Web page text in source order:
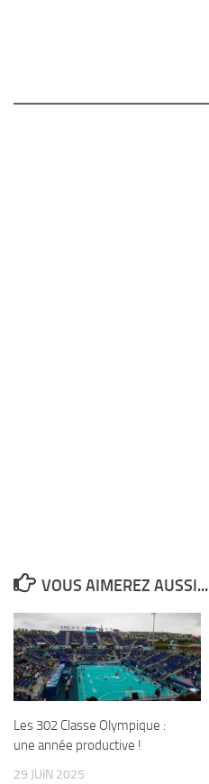
VOUS AIMEREZ AUSSI...
Les 302 Classe Olympique :
une année productive !
29 JUIN 2025